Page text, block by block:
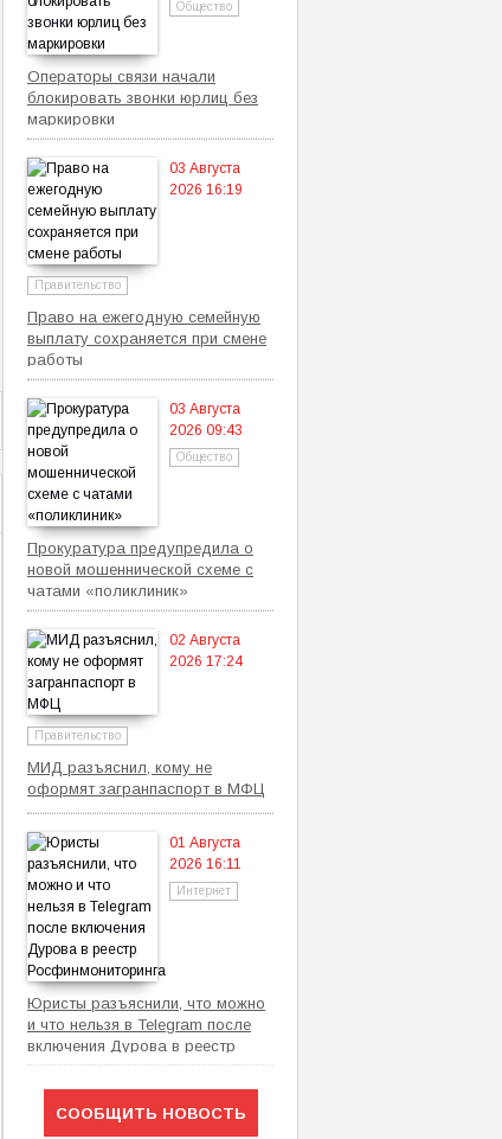
Общество
Операторы связи начали
блокировать звонки юрлиц без
маркировки
03 Августа
2026 16:19
Правительство
Право на ежегодную семейную
выплату сохраняется при смене
работы
03 Августа
2026 09:43
Общество
Прокуратура предупредила о
новой мошеннической схеме с
чатами «поликлиник»
02 Августа
2026 17:24
Правительство
МИД разъяснил, кому не
оформят загранпаспорт в МФЦ
01 Августа
2026 16:11
Интернет
Юристы разъяснили, что можно
и что нельзя в Telegram после
включения Дурова в реестр
Росфинмониторинга
СООБЩИТЬ НОВОСТЬ